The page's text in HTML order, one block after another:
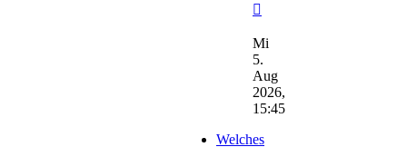
Beitrag
Mi
5.
Aug
2026,
15:45
Welches